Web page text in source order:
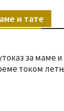
и тате
за маме
током